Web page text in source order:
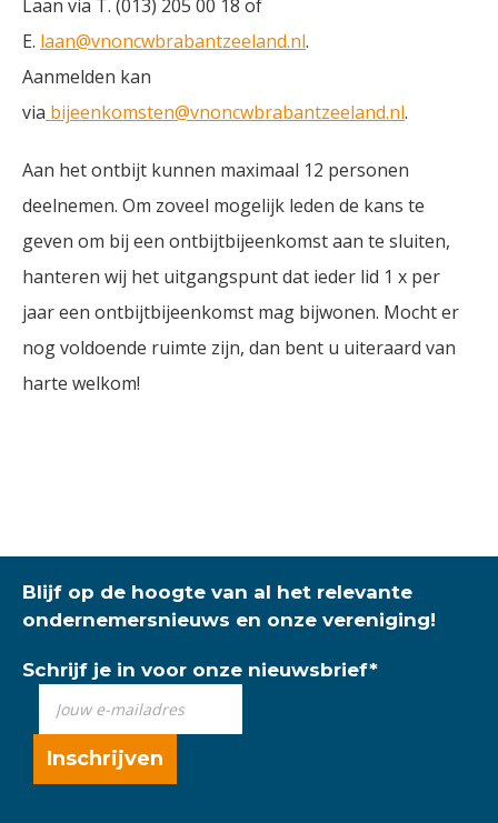
Laan via T. (013) 205 00 18 of
E. laan@vnoncwbrabantzeeland.nl.
Aanmelden kan
via bijeenkomsten@vnoncwbrabantzeeland.nl.
Aan het ontbijt kunnen maximaal 12 personen
deelnemen. Om zoveel mogelijk leden de kans te
geven om bij een ontbijtbijeenkomst aan te sluiten,
hanteren wij het uitgangspunt dat ieder lid 1 x per
jaar een ontbijtbijeenkomst mag bijwonen. Mocht er
nog voldoende ruimte zijn, dan bent u uiteraard van
harte welkom!
Blijf op de hoogte van al het relevante
ondernemersnieuws en onze vereniging!
Schrijf je in voor onze nieuwsbrief*